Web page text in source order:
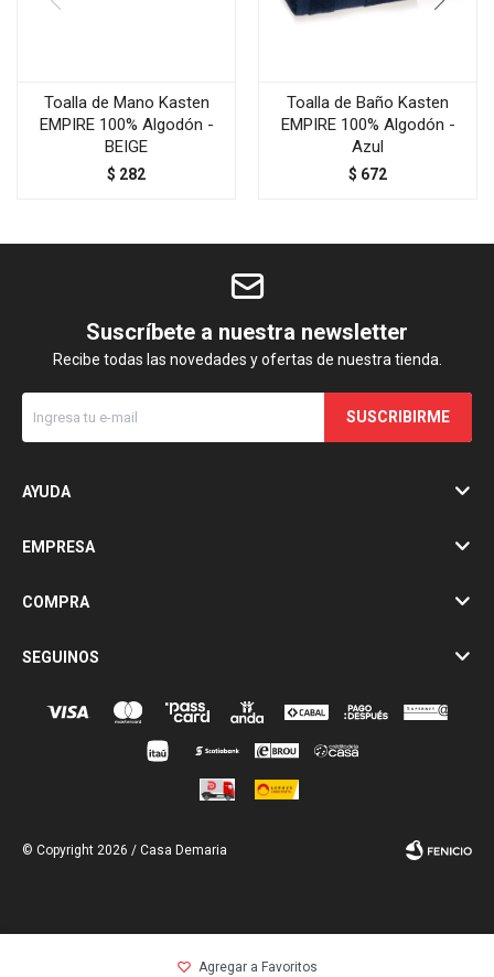
Toalla de Mano Kasten
EMPIRE 100% Algodón -
BEIGE
$ 282
Toalla de Baño Kasten
EMPIRE 100% Algodón -
Azul
$ 672
Suscríbete a nuestra newsletter
Recibe todas las novedades y ofertas de nuestra tienda.
SUSCRIBIRME
AYUDA
EMPRESA
COMPRA
SEGUINOS
© Copyright 2026 / Casa Demaria